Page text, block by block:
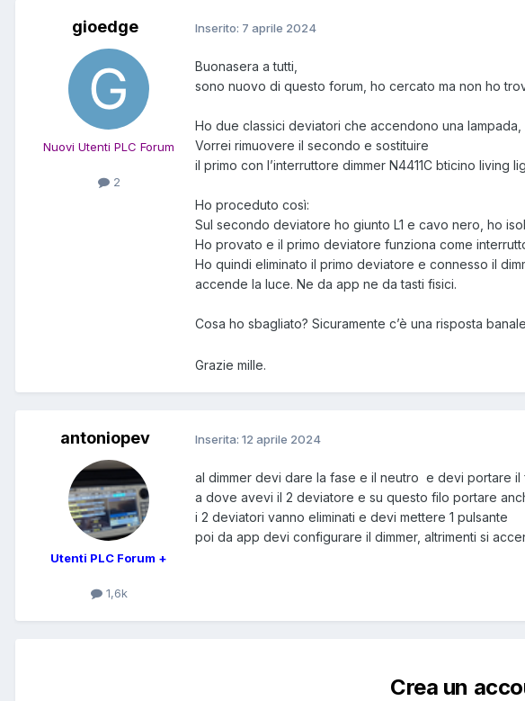
gioedge
Nuovi Utenti PLC Forum
2
Inserito: 7 aprile 2024
Buonasera a tutti,
sono nuovo di questo forum, ho cercato ma non ho
Ho due classici deviatori che accendono una
Vorrei rimuovere il secondo e sostituire
il primo con l’interruttore dimmer N4411C bticino
Ho proceduto così:
Sul secondo deviatore ho giunto L1 e cavo nero, ho
Ho provato e il primo deviatore funziona come
Ho quindi eliminato il primo deviatore e connesso il
accende la luce. Ne da app ne da tasti fisici.
Cosa ho sbagliato? Sicuramente c’è una risposta
Grazie mille.
antoniopev
Utenti PLC Forum +
1,6k
Inserita: 12 aprile 2024
al dimmer devi dare la fase e il neutro e devi portare
a dove avevi il 2 deviatore e su questo filo portare
i 2 deviatori vanno eliminati e devi mettere 1 pulsante
poi da app devi configurare il dimmer, altrimenti si
Crea un